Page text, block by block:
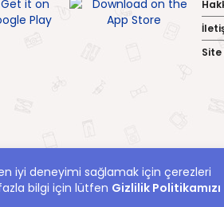
Site
iyi deneyimi sağlamak için çerezleri
bilgi için lütfen Gizlilik Politikamızı